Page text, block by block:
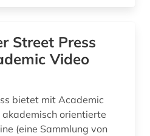
flandern <belgien> (1)
fluchtbewegungen (1)
Street Press
Video
bietet mit Academic
orientierte
(eine Sammlung von